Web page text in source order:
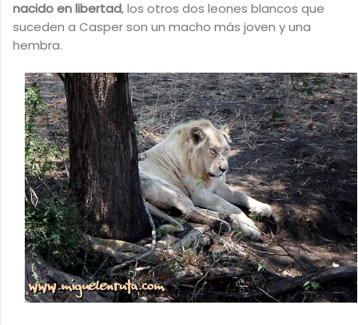
nacido en libertad, los otros dos leones blancos que
suceden a Casper son un macho más joven y una
hembra.